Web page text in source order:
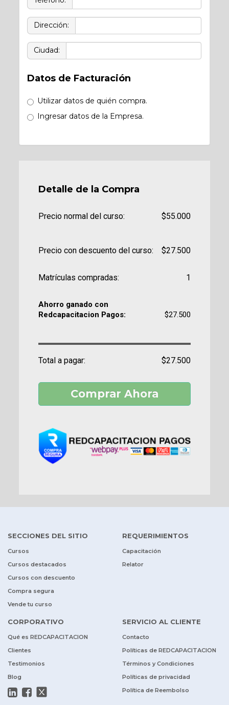
Dirección:
Ciudad:
Datos de Facturación
Utilizar datos de quién compra.
Ingresar datos de la Empresa.
Detalle de la Compra
Precio normal del curso: $55.000
Precio con descuento del curso: $27.500
Matrículas compradas: 1
Ahorro ganado con
Redcapacitacion Pagos:
$27.500
Total a pagar: $27.500
Comprar Ahora
SECCIONES DEL SITIO
Cursos
Cursos destacados
Cursos con descuento
Compra segura
Vende tu curso
REQUERIMIENTOS
Capacitación
Relator
CORPORATIVO
Qué es REDCAPACITACION
Clientes
Testimonios
Blog
SERVICIO AL CLIENTE
Contacto
Políticas de REDCAPACITACION
Términos y Condiciones
Políticas de privacidad
Política de Reembolso